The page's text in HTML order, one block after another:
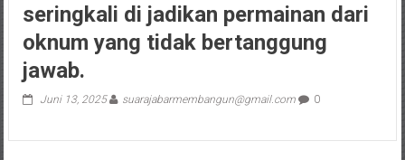
seringkali di jadikan permainan dari
oknum yang tidak bertanggung
jawab.
Juni 13, 2025 suarajabarmembangun@gmail.com 0